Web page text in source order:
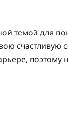
темой для
счастливую
поэтому